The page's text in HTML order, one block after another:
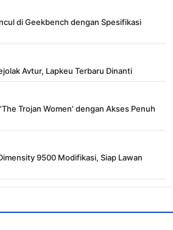
di Geekbench dengan Spesifikasi
Avtur, Lapkeu Terbaru Dinanti
Trojan Women' dengan Akses Penuh
9500 Modifikasi, Siap Lawan